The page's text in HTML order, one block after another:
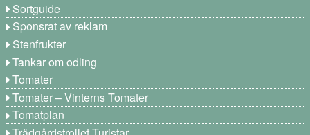
Sortguide
Sponsrat av reklam
Stenfrukter
Tankar om odling
Tomater
Tomater – Vinterns Tomater
Tomatplan